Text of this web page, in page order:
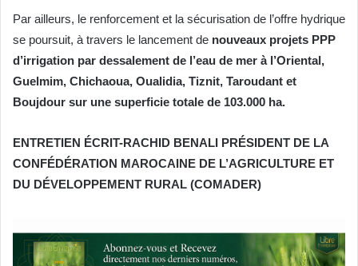
Par ailleurs, le renforcement et la sécurisation de l’offre hydrique
se poursuit, à travers le lancement de nouveaux projets PPP
d’irrigation par dessalement de l’eau de mer à l’Oriental,
Guelmim, Chichaoua, Oualidia, Tiznit, Taroudant et
Boujdour sur une superficie totale de 103.000 ha.
ENTRETIEN ÉCRIT-RACHID BENALI PRÉSIDENT DE LA
CONFÉDÉRATION MAROCAINE DE L’AGRICULTURE ET
DU DÉVELOPPEMENT RURAL (COMADER)